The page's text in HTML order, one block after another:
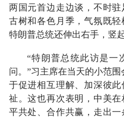
两国元首边走边谈，不时
古树和各色月季，气氛既轻
特朗普总统还伸出右手，竖
“特朗普总统此访是一
问。”习主席在当天的小范围
于促进相互理解、加深彼
祉。这也再次表明，中美
平共处、合作共赢，走出